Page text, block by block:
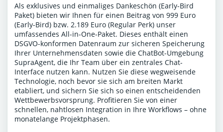
Als exklusives und einmaliges Dankeschön (Early-Bird
Paket) bieten wir Ihnen für einen Beitrag von 999 Euro
(Early-Bird) bzw. 2.189 Euro (Regular Perk) unser
umfassendes All-in-One-Paket. Dieses enthält einen
DSGVO-konformen Datenraum zur sicheren Speicherung
Ihrer Unternehmensdaten sowie die ChatBot-Umgebung
SupraAgent, die Ihr Team über ein zentrales Chat-
Interface nutzen kann. Nutzen Sie diese wegweisende
Technologie, noch bevor sie sich am breiten Markt
etabliert, und sichern Sie sich so einen entscheidenden
Wettbewerbsvorsprung. Profitieren Sie von einer
schnellen, nahtlosen Integration in Ihre Workflows – ohne
monatelange Projektphasen.